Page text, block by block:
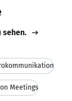
sehen.
Meetings